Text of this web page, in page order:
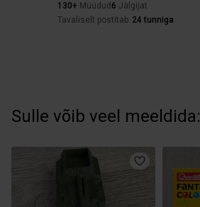
130+ Müüdud 6 Jälgijat
Tavaliselt postitab 24 tunniga
Sulle võib veel meeldida: